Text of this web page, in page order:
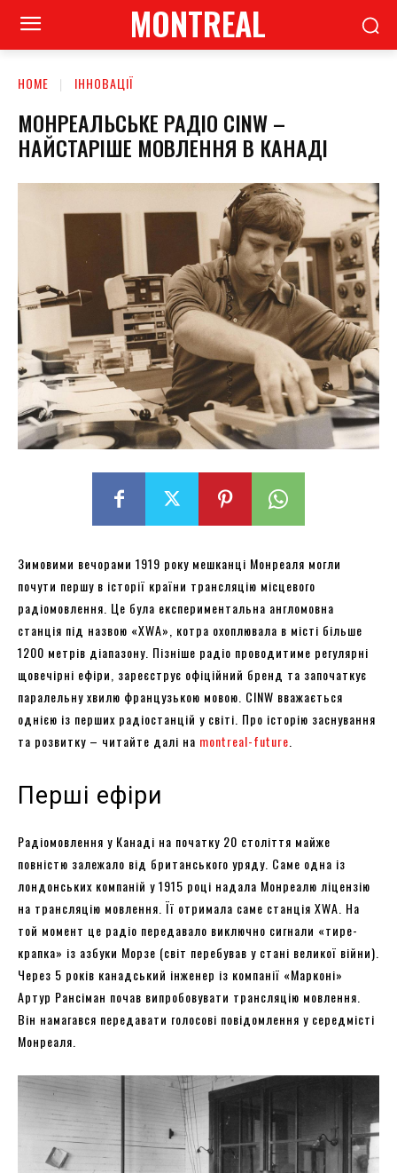
MONTREAL
HOME ІННОВАЦІЇ
МОНРЕАЛЬСЬКЕ РАДІО CINW –
НАЙСТАРІШЕ МОВЛЕННЯ В КАНАДІ
Зимовими вечорами 1919 року мешканці Монреаля могли
почути першу в історії країни трансляцію місцевого
радіомовлення. Це була експериментальна англомовна
станція під назвою «XWA», котра охоплювала в місті більше
1200 метрів діапазону. Пізніше радіо проводитиме регулярні
щовечірні ефіри, зареєструє офіційний бренд та започаткує
паралельну хвилю французькою мовою. CINW вважається
однією із перших радіостанцій у світі. Про історію заснування
та розвитку – читайте далі на montreal-future
Перші ефіри
Радіомовлення у Канаді на початку 20 століття майже
повністю залежало від британського уряду. Саме одна із
лондонських компаній у 1915 році надала Монреалю ліцензію
на трансляцію мовлення. Її отримала саме станція XWA. На
той момент це радіо передавало виключно сигнали «тире-
крапка» із азбуки Морзе (світ перебував у стані великої війни).
Через 5 років канадський інженер із компанії «Марконі»
Артур Рансіман почав випробовувати трансляцію мовлення.
Він намагався передавати голосові повідомлення у середмісті
Монреаля.